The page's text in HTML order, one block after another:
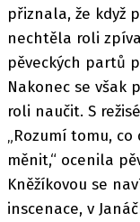
přiznala, že když
nechtěla roli
pěveckých partů
Nakonec se však
roli naučit. S
„Rozumí tomu,
měnit,“ ocenila
Kněžíkovou se
inscenace, v